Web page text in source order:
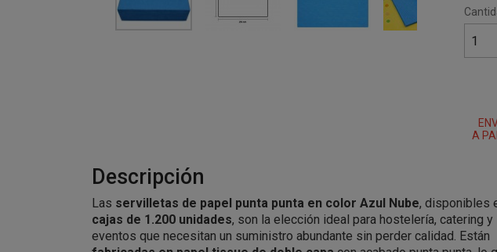
A
Descripción
Las servilletas de papel punta punta en color Azul Nube, disponibles
cajas de 1.200 unidades, son la elección ideal para hostelería, catering y
eventos que necesitan un suministro abundante sin perder calidad. Están